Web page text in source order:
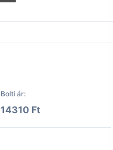
Bolti ár:
14310 Ft